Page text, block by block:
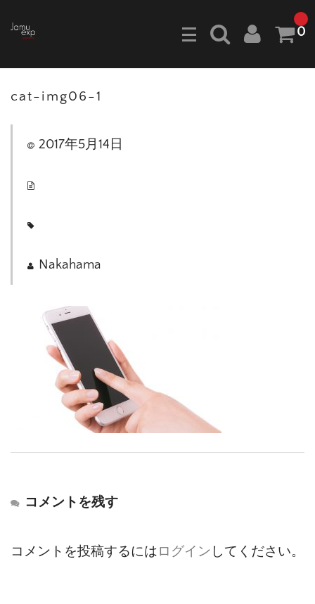
0
cat-img06-1
2017年5月14日
Nakahama
コメントを残す
コメントを投稿するにはログイン してください。